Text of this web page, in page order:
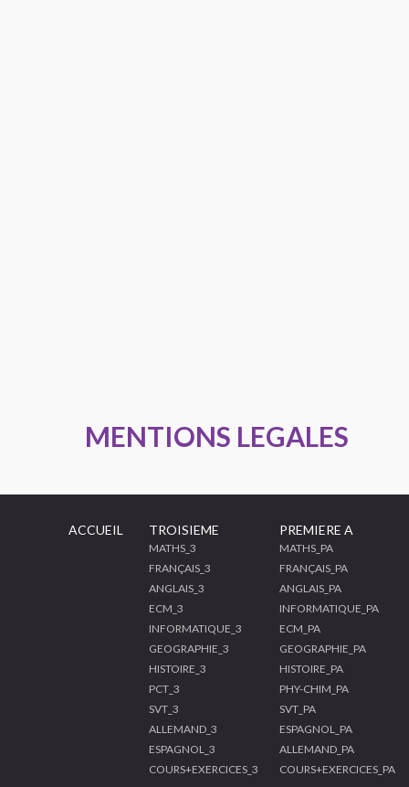
MENTIONS LEGALES
ACCUEIL TROISIEME
MATHS_3
FRANÇAIS_3
ANGLAIS_3
ECM_3
INFORMATIQUE_3
GEOGRAPHIE_3
HISTOIRE_3
PCT_3
SVT_3
ALLEMAND_3
ESPAGNOL_3
COURS+EXERCICES_3
PREMIERE A
MATHS_PA
FRANÇAIS_PA
ANGLAIS_PA
INFORMATIQUE_PA
ECM_PA
GEOGRAPHIE_PA
HISTOIRE_PA
PHY-CHIM_PA
SVT_PA
ESPAGNOL_PA
ALLEMAND_PA
COURS+EXERCICES_PA